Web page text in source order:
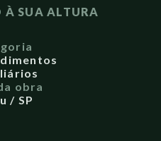
À SUA ALTURA
obra
/ SP